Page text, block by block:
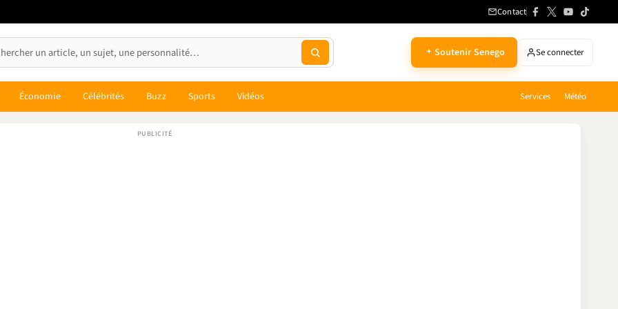
Contact
Soutenir Senego Se connecter
Économie Célébrités Buzz Sports Vidéos Services Météo